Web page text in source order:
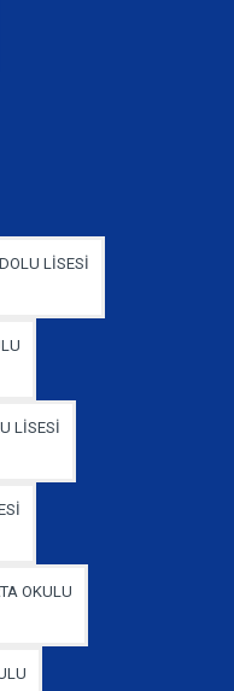
LİSESİ
LİSESİ
OKULU
POLO YAKA